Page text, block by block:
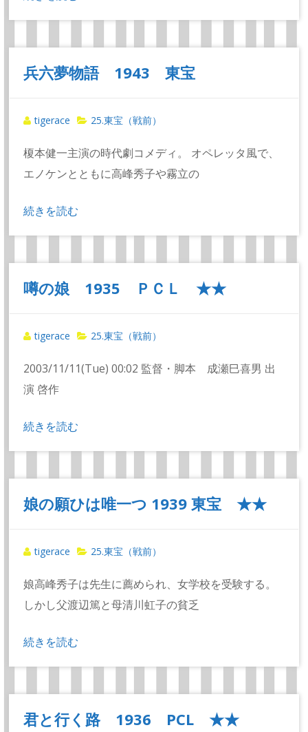
兵六夢物語 1943 東宝
tigerace 25.東宝（戦前）
榎本健一主演の時代劇コメディ。 オペレッタ風で、
エノケンとともに高峰秀子や霧立の
続きを読む
噂の娘 1935 ＰＣＬ ★★
tigerace 25.東宝（戦前）
2003/11/11(Tue) 00:02 監督・脚本 成瀬巳喜男 出
演 啓作
続きを読む
娘の願ひは唯一つ 1939 東宝 ★★
tigerace 25.東宝（戦前）
娘高峰秀子は先生に薦められ、女学校を受験する。
しかし父渡辺篤と母清川虹子の貧乏
続きを読む
君と行く路 1936 PCL ★★